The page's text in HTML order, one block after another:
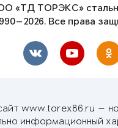
«ТД ТОРЭКС»
Все права
www.torex86.ru —
информационный